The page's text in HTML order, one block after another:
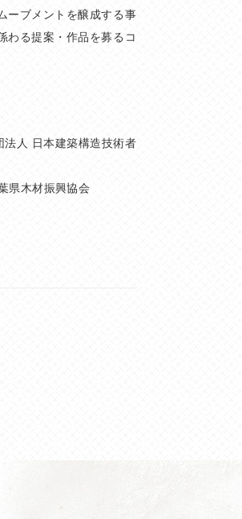
ーブメントを醸成する事
わる提案・作品を募るコ
人 日本建築構造技術者
県木材振興協会